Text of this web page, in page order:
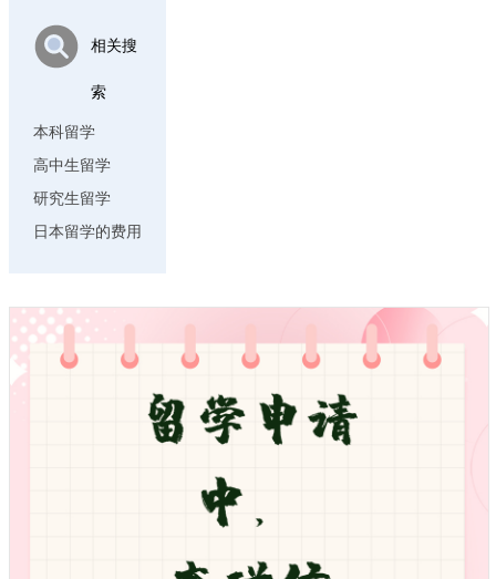
相关搜
索
本科留学
高中生留学
研究生留学
日本留学的费用